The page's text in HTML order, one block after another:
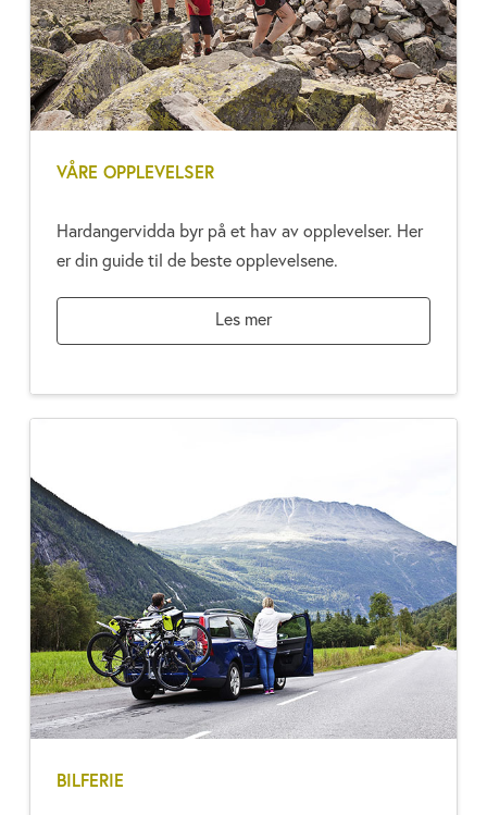
VÅRE OPPLEVELSER
Hardangervidda byr på et hav av opplevelser. Her
er din guide til de beste opplevelsene.
Les mer
BILFERIE